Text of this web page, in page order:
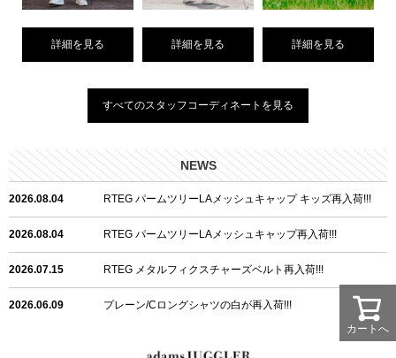
カートへ
詳細を見る 詳細を見る 詳細を見る
すべてのスタッフコーディネートを見る
NEWS
2026.08.04 RTEG パームツリーLAメッシュキャップ キッズ再入荷!!!
2026.08.04 RTEG パームツリーLAメッシュキャップ再入荷!!!
2026.07.15 RTEG メタルフィクスチャーズベルト再入荷!!!
2026.06.09 プレーン/Cロングシャツの白が再入荷!!!